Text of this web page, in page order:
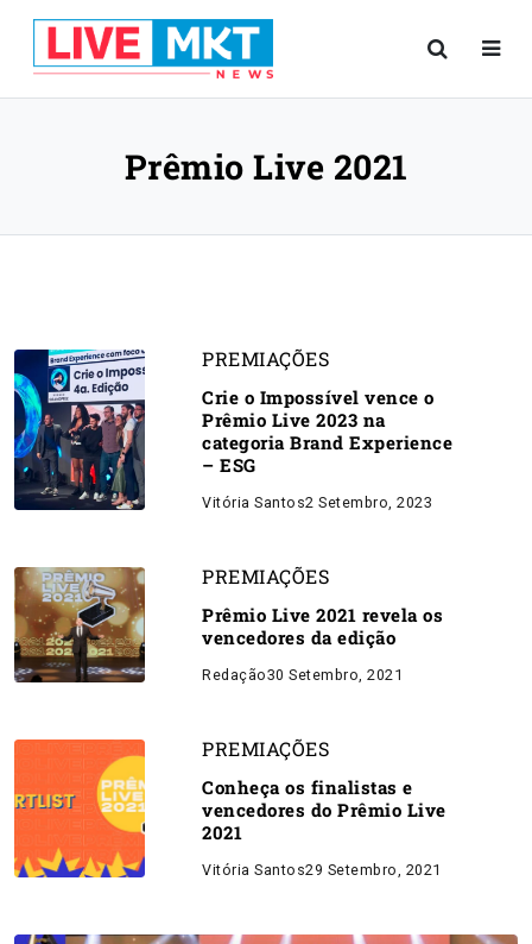
Prêmio Live 2021
PREMIAÇÕES
Crie o Impossível vence o
Prêmio Live 2023 na
categoria Brand Experience
– ESG
Vitória Santos2 Setembro, 2023
PREMIAÇÕES
Prêmio Live 2021 revela os
vencedores da edição
Redação30 Setembro, 2021
PREMIAÇÕES
Conheça os finalistas e
vencedores do Prêmio Live
2021
Vitória Santos29 Setembro, 2021